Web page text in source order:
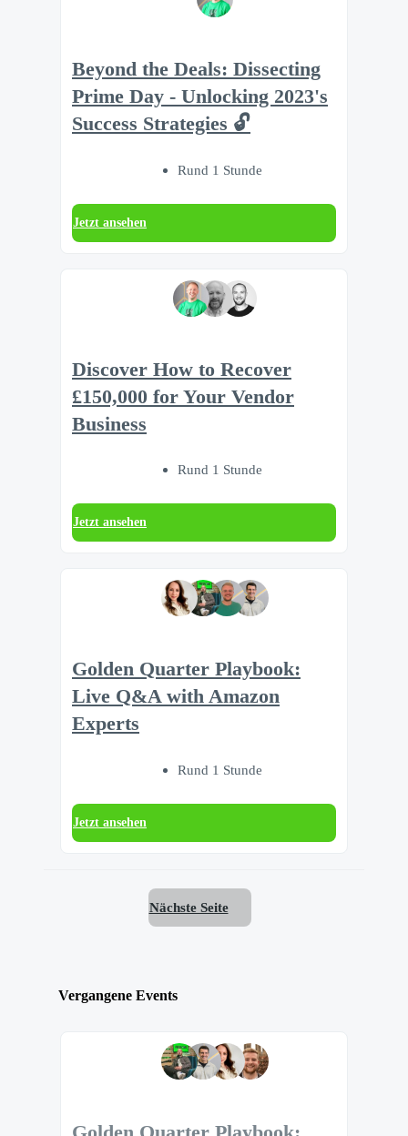
Beyond the Deals: Dissecting
Prime Day - Unlocking 2023's
Success Strategies 🔓
Rund 1 Stunde
Jetzt ansehen
Discover How to Recover
£150,000 for Your Vendor
Business
Rund 1 Stunde
Jetzt ansehen
Golden Quarter Playbook:
Live Q&A with Amazon
Experts
Rund 1 Stunde
Jetzt ansehen
Nächste Seite
Vergangene Events